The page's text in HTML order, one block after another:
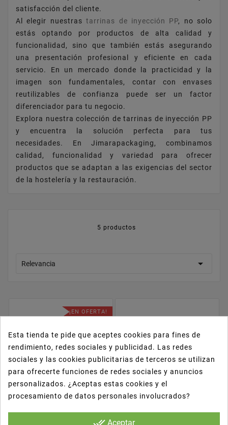
satisfacción del cliente.
Al elegir nuestrastarrinas de inyección PP, no solo
estás optando por productos de alta calidad y
funcionalidad, sino que también estás asegurando
una presentación profesional y eficiente en cada
servicio. En un mercado donde la practicidad y la
imagen son fundamentales, contar con envases
reutilizables de confianza puede ser un factor
diferenciador para tu negocio.
Explora nuestra colección de tarrinas de inyección PP
y encuentra la solución perfecta para tus
necesidades. En Jimarapackaging, combinamos
calidad, funcionalidad y variedad para ofrecer
productos que se adaptan a las exigencias del sector
de la hostelería y la restauración.
5 productos
Relevancia 
¡EN OFERTA!
 
Esta tienda te pide que aceptes cookies para fines de
rendimiento, redes sociales y publicidad. Las redes
sociales y las cookies publicitarias de terceros se utilizan
para ofrecerte funciones de redes sociales y anuncios
personalizados. ¿Aceptas estas cookies y el
procesamiento de datos personales involucrados?
Aceptar